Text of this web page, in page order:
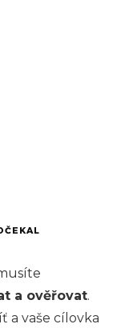
a ověřovat.
a vaše cílovka